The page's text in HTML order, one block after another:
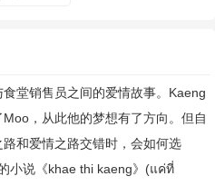
堂销售员之间的爱情故事。Kaeng
，从此他的梦想有了方向。但自
和爱情之路交错时，会如何选
说《khae thi kaeng》(แค่ที่